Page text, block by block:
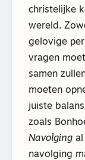
christelijke
wereld.
gelovige
vragen
samen
moeten
juiste
zoals
Navolging al
navolging